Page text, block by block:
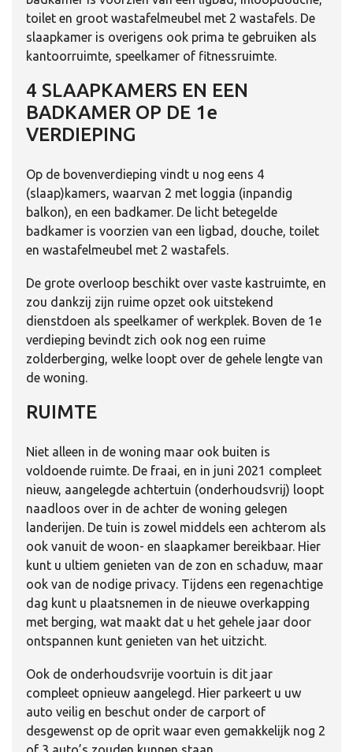
toilet en groot wastafelmeubel met 2 wastafels. De
slaapkamer is overigens ook prima te gebruiken als
kantoorruimte, speelkamer of fitnessruimte.
4 SLAAPKAMERS EN EEN
BADKAMER OP DE 1e
VERDIEPING
Op de bovenverdieping vindt u nog eens 4
(slaap)kamers, waarvan 2 met loggia (inpandig
balkon), en een badkamer. De licht betegelde
badkamer is voorzien van een ligbad, douche, toilet
en wastafelmeubel met 2 wastafels.
De grote overloop beschikt over vaste kastruimte, en
zou dankzij zijn ruime opzet ook uitstekend
dienstdoen als speelkamer of werkplek. Boven de 1e
verdieping bevindt zich ook nog een ruime
zolderberging, welke loopt over de gehele lengte van
de woning.
RUIMTE
Niet alleen in de woning maar ook buiten is
voldoende ruimte. De fraai, en in juni 2021 compleet
nieuw, aangelegde achtertuin (onderhoudsvrij) loopt
naadloos over in de achter de woning gelegen
landerijen. De tuin is zowel middels een achterom als
ook vanuit de woon- en slaapkamer bereikbaar. Hier
kunt u ultiem genieten van de zon en schaduw, maar
ook van de nodige privacy. Tijdens een regenachtige
dag kunt u plaatsnemen in de nieuwe overkapping
met berging, wat maakt dat u het gehele jaar door
ontspannen kunt genieten van het uitzicht.
Ook de onderhoudsvrije voortuin is dit jaar
compleet opnieuw aangelegd. Hier parkeert u uw
auto veilig en beschut onder de carport of
desgewenst op de oprit waar even gemakkelijk nog 2